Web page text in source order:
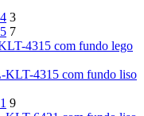
3
7
4315 com fundo lego
KLT-4315 com fundo liso
9